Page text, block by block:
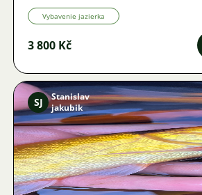
Vybavenie jazierka
3 800 Kč
Obrázok
SJ
Stanislav
jakubik